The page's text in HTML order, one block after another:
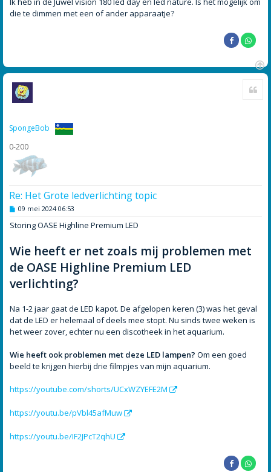
c
die te dimmen met een of ander apparaatje?
O
SpongeBob
0-200
Re: Het Grote ledverlichting topic
B
r
i
h
t
09 mei 2024 06:53
Storing OASE Highline Premium LED
Wie heeft er net zoals mij problemen met
de OASE Highline Premium LED
verlichting?
Na 1-2 jaar gaat de LED kapot. De afgelopen keren (3) was het geval
dat de LED er helemaal of deels mee stopt. Nu sinds twee weken is
het weer zover, echter nu een discotheek in het aquarium.
Wie heeft ook problemen met deze LED lampen? Om een goed
beeld te krijgen hierbij drie filmpjes van mijn aquarium.
https://youtube.com/shorts/UCxWZYEFE2M
https://youtu.be/pVbl45afMuw
https://youtu.be/IF2JPcT2qhU